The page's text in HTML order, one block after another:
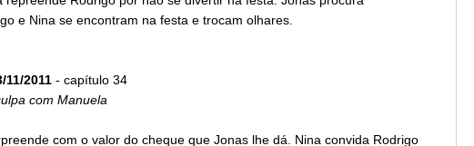
e Nina se encontram na festa e trocam olhares.
2011- capítulo 34
com Manuela
com o valor do cheque que Jonas lhe dá. Nina convida Rodrigo